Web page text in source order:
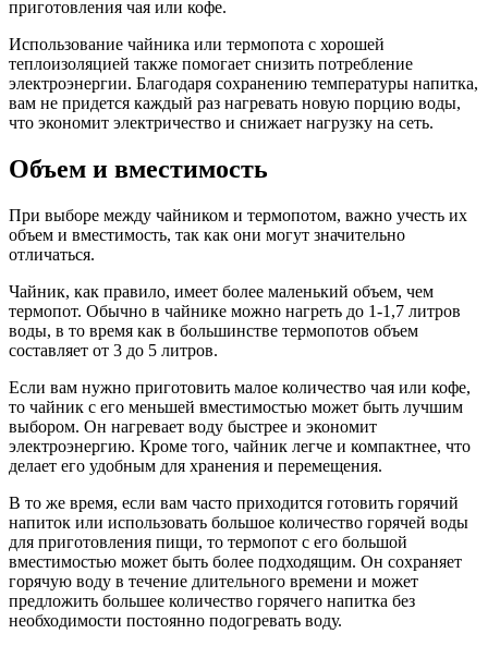
приготовления чая или кофе.
Использование чайника или термопота с хорошей
теплоизоляцией также помогает снизить потребление
электроэнергии. Благодаря сохранению температуры напитка,
вам не придется каждый раз нагревать новую порцию воды,
что экономит электричество и снижает нагрузку на сеть.
Объем и вместимость
При выборе между чайником и термопотом, важно учесть их
объем и вместимость, так как они могут значительно
отличаться.
Чайник, как правило, имеет более маленький объем, чем
термопот. Обычно в чайнике можно нагреть до 1-1,7 литров
воды, в то время как в большинстве термопотов объем
составляет от 3 до 5 литров.
Если вам нужно приготовить малое количество чая или кофе,
то чайник с его меньшей вместимостью может быть лучшим
выбором. Он нагревает воду быстрее и экономит
электроэнергию. Кроме того, чайник легче и компактнее, что
делает его удобным для хранения и перемещения.
В то же время, если вам часто приходится готовить горячий
напиток или использовать большое количество горячей воды
для приготовления пищи, то термопот с его большой
вместимостью может быть более подходящим. Он сохраняет
горячую воду в течение длительного времени и может
предложить большее количество горячего напитка без
необходимости постоянно подогревать воду.